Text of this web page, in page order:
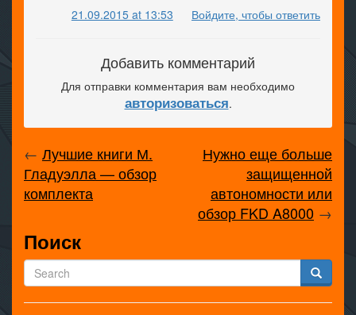
21.09.2015 at 13:53
Войдите, чтобы ответить
Добавить комментарий
Для отправки комментария вам необходимо
авторизоваться.
← Лучшие книги М.
Гладуэлла — обзор
комплекта
Нужно еще больше
защищенной
автономности или
обзор FKD A8000 →
Поиск